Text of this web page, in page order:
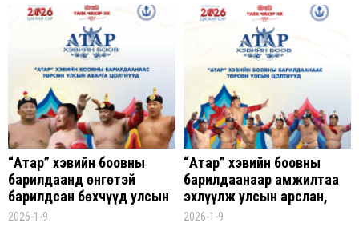
“Атар” хэвийн боовны
барилдаанд өнгөтэй
барилдсан бөхчүүд улсын
аварга цол хүртдэг
2026-1-9
“Атар” хэвийн боовны
барилдаанаар амжилтаа
эхлүүлж улсын арслан,
гарьд, заан, харцага
2026-1-9